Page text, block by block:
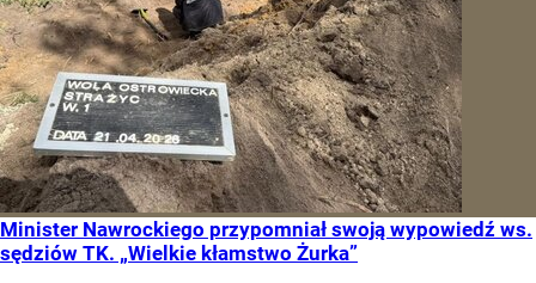
Minister Nawrockiego przypomniał swoją wypowiedź ws.
sędziów TK. „Wielkie kłamstwo Żurka”